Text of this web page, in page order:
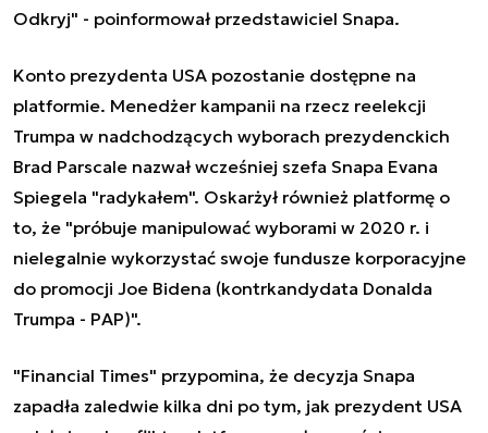
Odkryj" - poinformował przedstawiciel Snapa.
Konto prezydenta USA pozostanie dostępne na
platformie. Menedżer kampanii na rzecz reelekcji
Trumpa w nadchodzących wyborach prezydenckich
Brad Parscale nazwał wcześniej szefa Snapa Evana
Spiegela "radykałem". Oskarżył również platformę o
to, że "próbuje manipulować wyborami w 2020 r. i
nielegalnie wykorzystać swoje fundusze korporacyjne
do promocji Joe Bidena (kontrkandydata Donalda
Trumpa - PAP)".
"Financial Times" przypomina, że decyzja Snapa
zapadła zaledwie kilka dni po tym, jak prezydent USA